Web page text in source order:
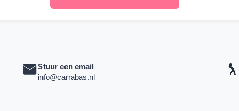
Stuur een email
info@carrabas.nl